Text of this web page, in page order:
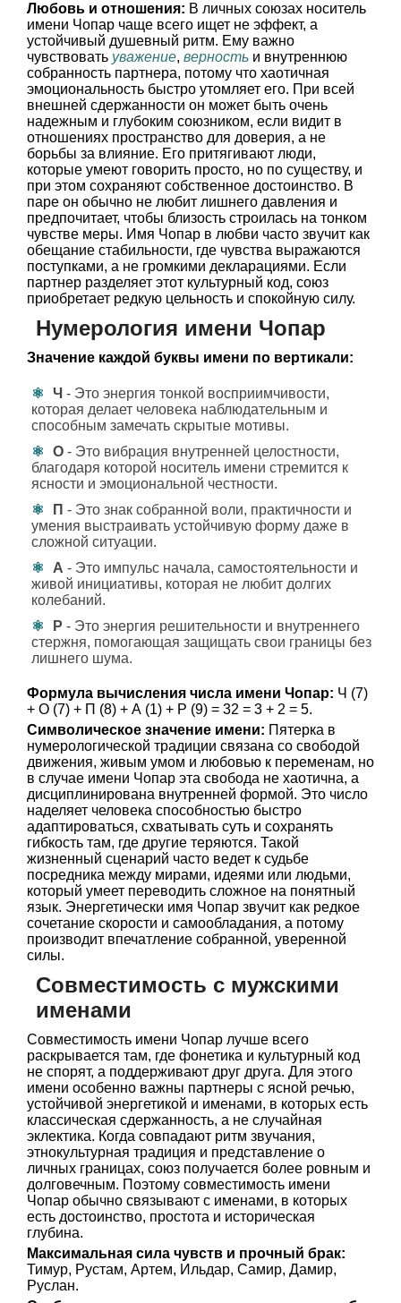
Любовь и отношения: В личных союзах носитель
имени Чопар чаще всего ищет не эффект, а
устойчивый душевный ритм. Ему важно
чувствовать уважение, верность и внутреннюю
собранность партнера, потому что хаотичная
эмоциональность быстро утомляет его. При всей
внешней сдержанности он может быть очень
надежным и глубоким союзником, если видит в
отношениях пространство для доверия, а не
борьбы за влияние. Его притягивают люди,
которые умеют говорить просто, но по существу, и
при этом сохраняют собственное достоинство. В
паре он обычно не любит лишнего давления и
предпочитает, чтобы близость строилась на тонком
чувстве меры. Имя Чопар в любви часто звучит как
обещание стабильности, где чувства выражаются
поступками, а не громкими декларациями. Если
партнер разделяет этот культурный код, союз
приобретает редкую цельность и спокойную силу.
Нумерология имени Чопар
Значение каждой буквы имени по вертикали:
Ч - Это энергия тонкой восприимчивости,
которая делает человека наблюдательным и
способным замечать скрытые мотивы.
О - Это вибрация внутренней целостности,
благодаря которой носитель имени стремится к
ясности и эмоциональной честности.
П - Это знак собранной воли, практичности и
умения выстраивать устойчивую форму даже в
сложной ситуации.
А - Это импульс начала, самостоятельности и
живой инициативы, которая не любит долгих
колебаний.
Р - Это энергия решительности и внутреннего
стержня, помогающая защищать свои границы без
лишнего шума.
Формула вычисления числа имени Чопар: Ч (7)
+ О (7) + П (8) + А (1) + Р (9) = 32 = 3 + 2 = 5.
Символическое значение имени: Пятерка в
нумерологической традиции связана со свободой
движения, живым умом и любовью к переменам, но
в случае имени Чопар эта свобода не хаотична, а
дисциплинирована внутренней формой. Это число
наделяет человека способностью быстро
адаптироваться, схватывать суть и сохранять
гибкость там, где другие теряются. Такой
жизненный сценарий часто ведет к судьбе
посредника между мирами, идеями или людьми,
который умеет переводить сложное на понятный
язык. Энергетически имя Чопар звучит как редкое
сочетание скорости и самообладания, а потому
производит впечатление собранной, уверенной
силы.
Совместимость с мужскими
именами
Совместимость имени Чопар лучше всего
раскрывается там, где фонетика и культурный код
не спорят, а поддерживают друг друга. Для этого
имени особенно важны партнеры с ясной речью,
устойчивой энергетикой и именами, в которых есть
классическая сдержанность, а не случайная
эклектика. Когда совпадают ритм звучания,
этнокультурная традиция и представление о
личных границах, союз получается более ровным и
долговечным. Поэтому совместимость имени
Чопар обычно связывают с именами, в которых
есть достоинство, простота и историческая
глубина.
Максимальная сила чувств и прочный брак:
Тимур, Рустам, Артем, Ильдар, Самир, Дамир,
Руслан.